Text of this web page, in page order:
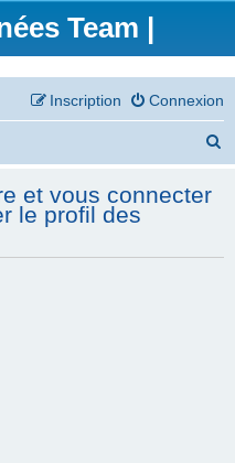
Team |
Connexion
Inscription
et vous connecter
le profil des